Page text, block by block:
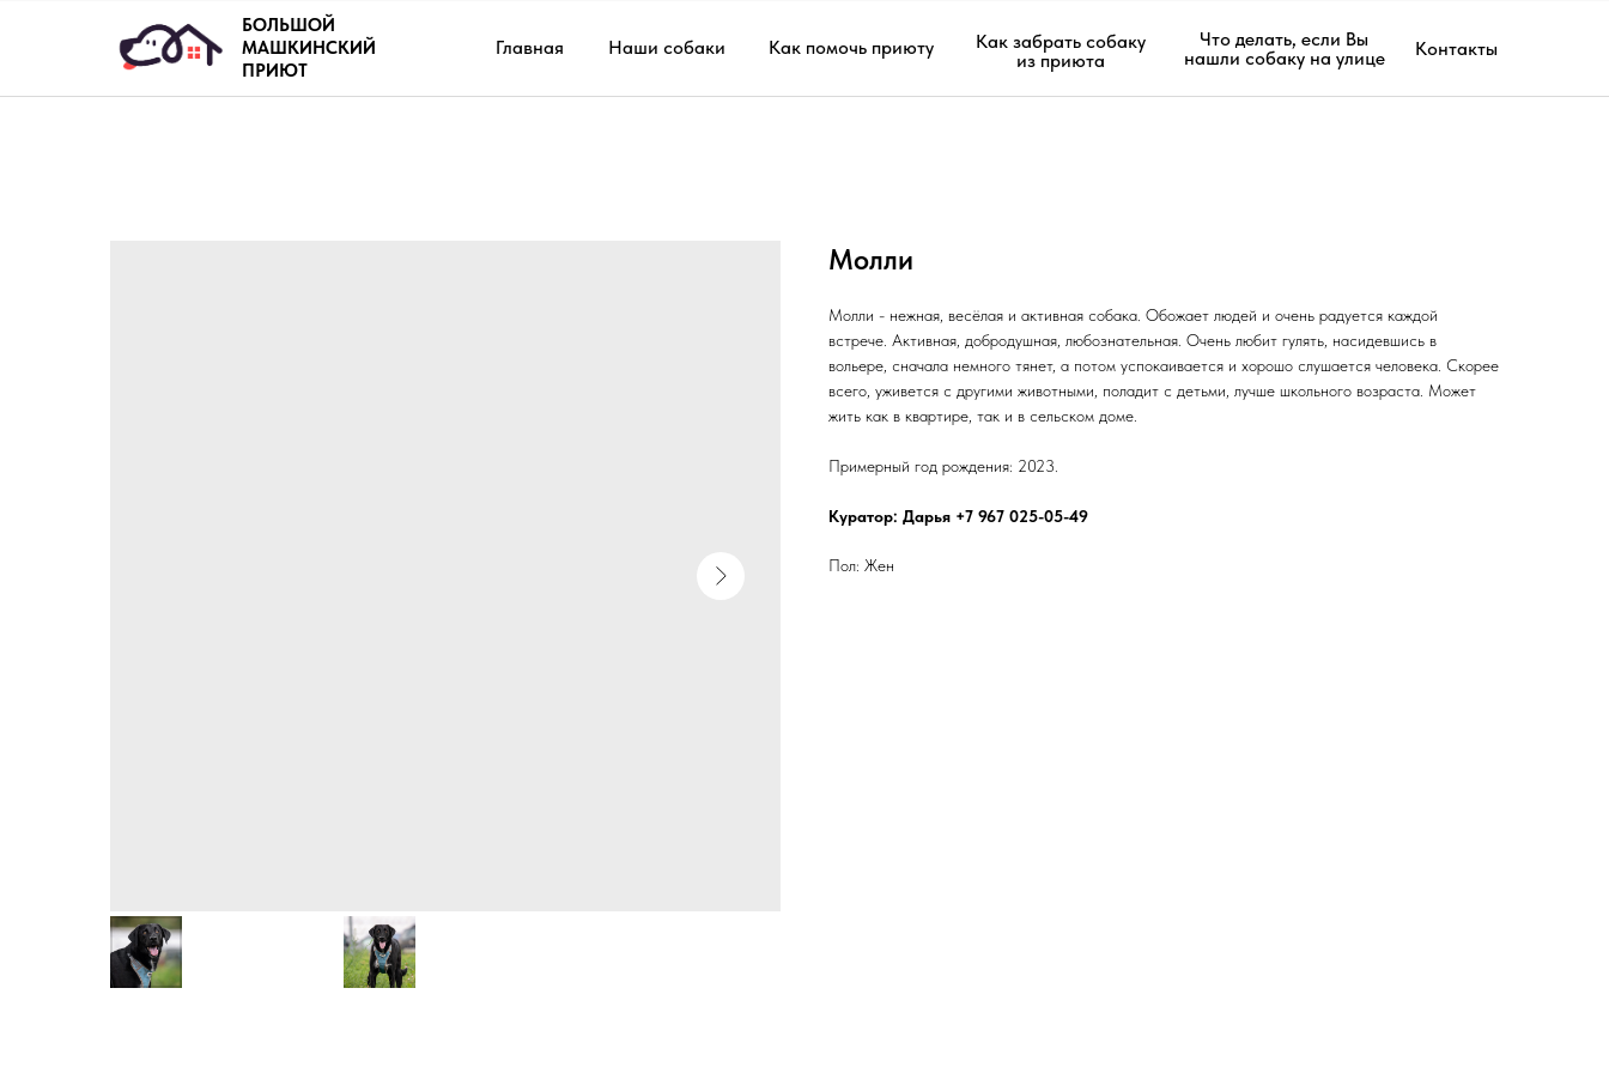
БОЛЬШОЙ
МАШКИНСКИЙ
ПРИЮТ
Главная Наши собаки Как помочь приюту
Как забрать собаку
из приюта
Что делать, если Вы
нашли собаку на улице
Контакты
Молли
Молли - нежная, весёлая и активная собака. Обожает людей и очень радуется каждой
встрече. Активная, добродушная, любознательная. Очень любит гулять, насидевшись в
вольере, сначала немного тянет, а потом успокаивается и хорошо слушается человека. Скорее
всего, уживется с другими животными, поладит с детьми, лучше школьного возраста. Может
жить как в квартире, так и в сельском доме.
Примерный год рождения: 2023.
Куратор: Дарья +7 967 025-05-49
Пол: Жен